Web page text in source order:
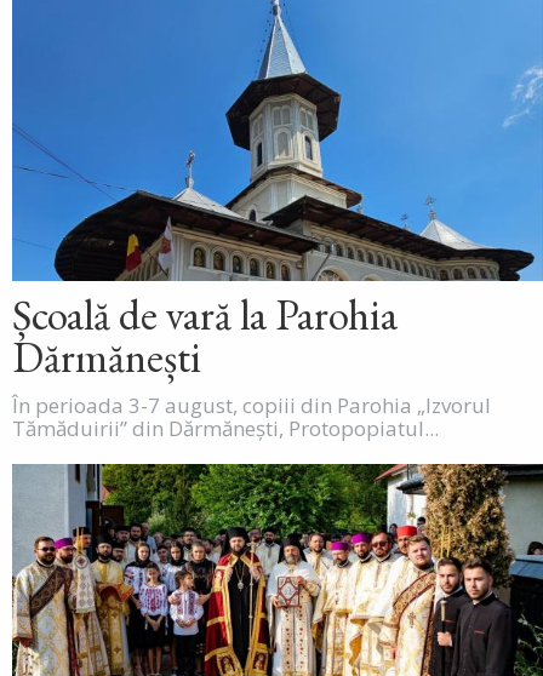
Școală de vară la Parohia
Dărmănești
În perioada 3-7 august, copiii din Parohia „Izvorul
Tămăduirii” din Dărmănești, Protopopiatul...